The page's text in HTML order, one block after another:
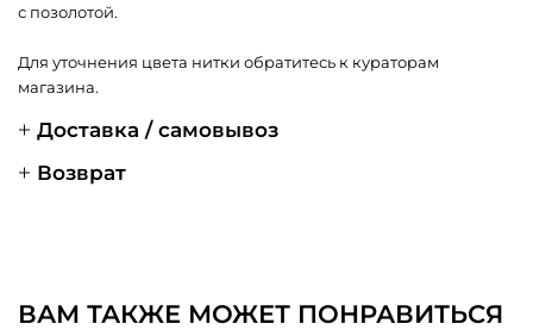
с позолотой.
Для уточнения цвета нитки обратитесь к кураторам
магазина.
Доставка / самовывоз
Возврат
ВАМ ТАКЖЕ МОЖЕТ ПОНРАВИТЬСЯ